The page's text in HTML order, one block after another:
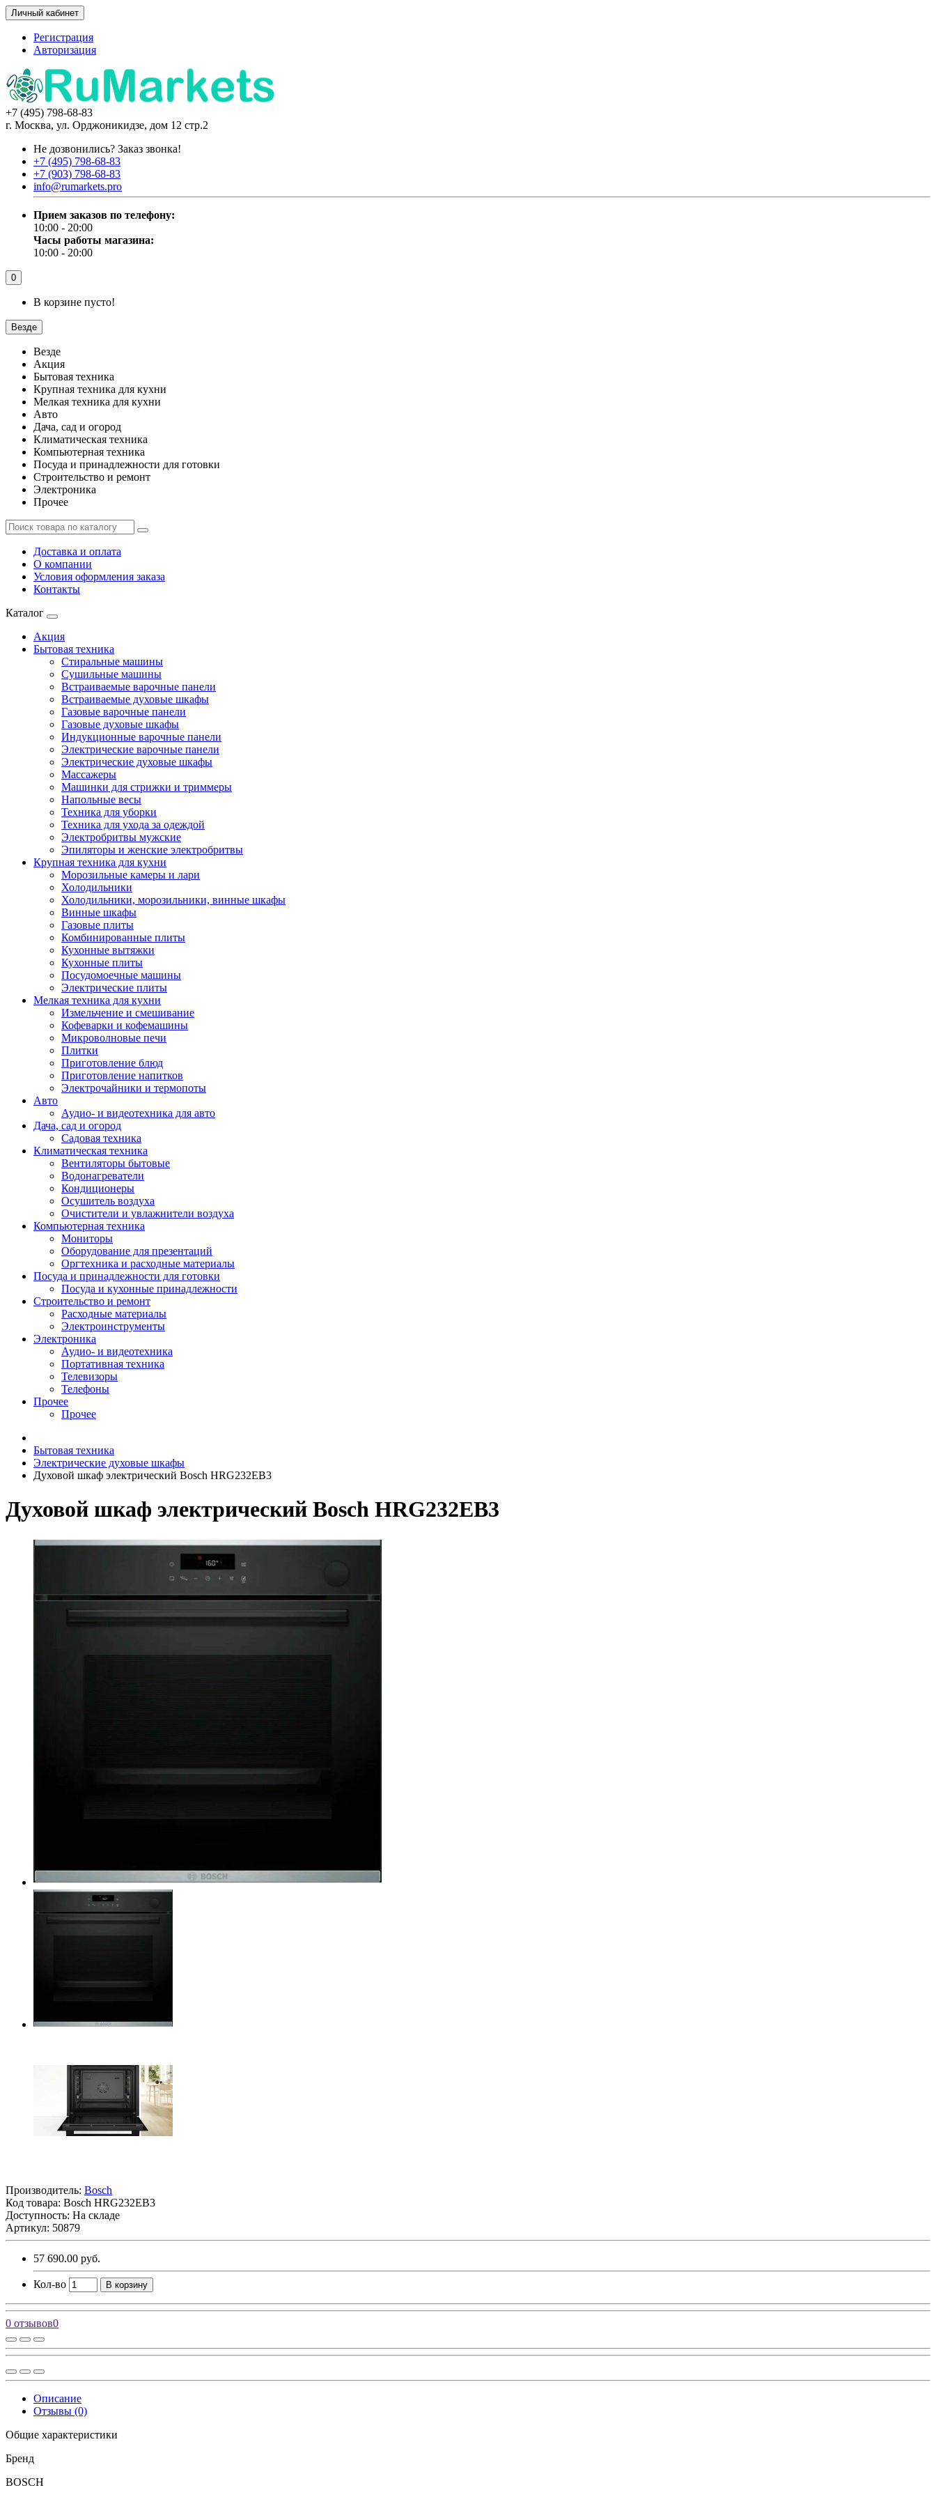
Личный кабинет
Регистрация
Авторизация
+7 (495) 798-68-83
г. Москва, ул. Орджоникидзе, дом 12 стр.2
Не дозвонились? Заказ звонка!
+7 (495) 798-68-83
+7 (903) 798-68-83
info@rumarkets.pro
Прием заказов по телефону:
10:00 - 20:00
Часы работы магазина:
10:00 - 20:00
0
В корзине пусто!
Везде
Везде
Акция
Бытовая техника
Крупная техника для кухни
Мелкая техника для кухни
Авто
Дача, сад и огород
Климатическая техника
Компьютерная техника
Посуда и принадлежности для готовки
Строительство и ремонт
Электроника
Прочее
Доставка и оплата
О компании
Условия оформления заказа
Контакты
Каталог
Акция
Бытовая техника
Стиральные машины
Сушильные машины
Встраиваемые варочные панели
Встраиваемые духовые шкафы
Газовые варочные панели
Газовые духовые шкафы
Индукционные варочные панели
Электрические варочные панели
Электрические духовые шкафы
Массажеры
Машинки для стрижки и триммеры
Напольные весы
Техника для уборки
Техника для ухода за одеждой
Электробритвы мужские
Эпиляторы и женские электробритвы
Крупная техника для кухни
Морозильные камеры и лари
Холодильники
Холодильники, морозильники, винные шкафы
Винные шкафы
Газовые плиты
Комбинированные плиты
Кухонные вытяжки
Кухонные плиты
Посудомоечные машины
Электрические плиты
Мелкая техника для кухни
Измельчение и смешивание
Кофеварки и кофемашины
Микроволновые печи
Плитки
Приготовление блюд
Приготовление напитков
Электрочайники и термопоты
Авто
Аудио- и видеотехника для авто
Дача, сад и огород
Садовая техника
Климатическая техника
Вентиляторы бытовые
Водонагреватели
Кондиционеры
Осушитель воздуха
Очистители и увлажнители воздуха
Компьютерная техника
Мониторы
Оборудование для презентаций
Оргтехника и расходные материалы
Посуда и принадлежности для готовки
Посуда и кухонные принадлежности
Строительство и ремонт
Расходные материалы
Электроинструменты
Электроника
Аудио- и видеотехника
Портативная техника
Телевизоры
Телефоны
Прочее
Прочее
Бытовая техника
Электрические духовые шкафы
Духовой шкаф электрический Bosch HRG232EB3
Духовой шкаф электрический Bosch HRG232EB3
Производитель: Bosch
Код товара: Bosch HRG232EB3
Доступность: На складе
Артикул: 50879
57 690.00 руб.
Кол-во В корзину
0 отзывов0
Описание
Отзывы (0)
Общие характеристики
Бренд
BOSCH